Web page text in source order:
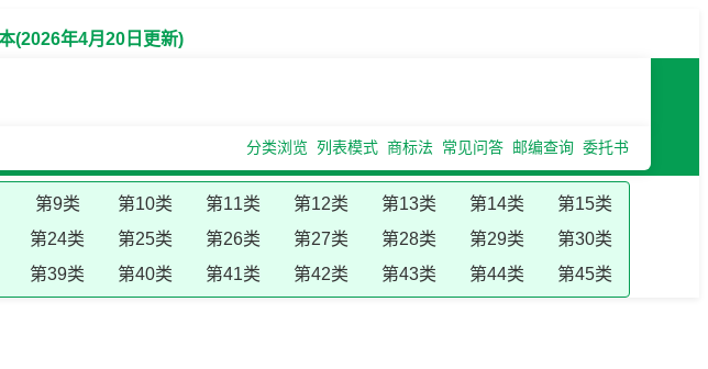
(2026年4月20日更新)
分类浏览 列表模式 商标法 常见问答 邮编查询 委托书
第9类 第10类 第11类 第12类 第13类 第14类
第15类
第24类 第25类 第26类 第27类 第28类 第29类
第30类
第39类 第40类 第41类 第42类 第43类 第44类 第45类